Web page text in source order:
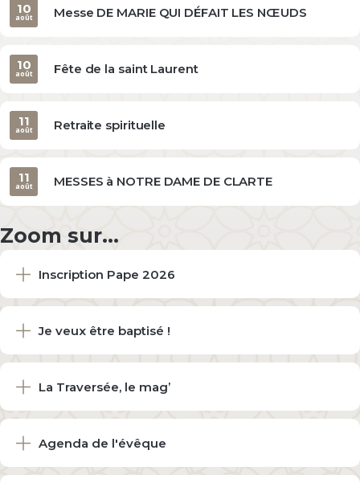
Messe DE MARIE QUI DÉFAIT LES NŒUDS
10
août
Fête de la saint Laurent
10
août
Retraite spirituelle
11
août
MESSES à NOTRE DAME DE CLARTE
11
août
Zoom sur...
Inscription Pape 2026
Je veux être baptisé !
La Traversée, le mag’
Agenda de l'évêque